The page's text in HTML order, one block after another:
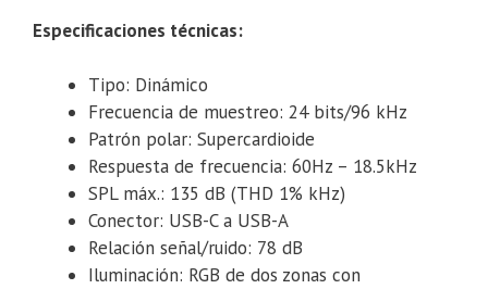
Especificaciones técnicas:
Tipo: Dinámico
Frecuencia de muestreo: 24 bits/96 kHz
Patrón polar: Supercardioide
Respuesta de frecuencia: 60Hz – 18.5kHz
SPL máx.: 135 dB (THD 1% kHz)
Conector: USB-C a USB-A
Relación señal/ruido: 78 dB
Iluminación: RGB de dos zonas con